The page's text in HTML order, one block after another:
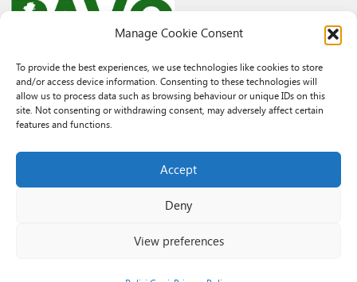
Manage Cookie Consent
To provide the best experiences, we use technologies like cookies to store
and/or access device information. Consenting to these technologies will
allow us to process data such as browsing behaviour or unique IDs on this
site. Not consenting or withdrawing consent, may adversely affect certain
features and functions.
Accept
Deny
View preferences
© 2026 PAVO all rights reserved.
Rhif Elusen Gofrestredig: 1069557. Cwmni Cyfyngedig drwy warant
3522144. Wedi ei gofrestru yng Nghymru.
3522144. Registered in Wales